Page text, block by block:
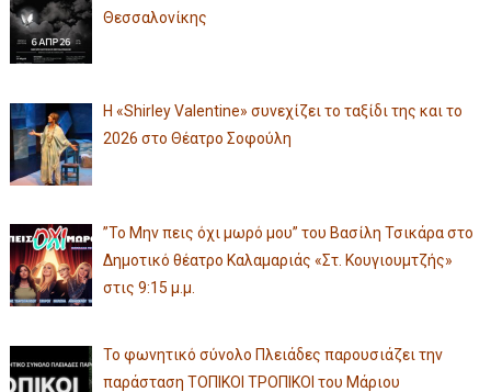
Θεσσαλονίκης
Η «Shirley Valentine» συνεχίζει το ταξίδι της και το
2026 στο Θέατρο Σοφούλη
”Το Μην πεις όχι μωρό μου” του Βασίλη Τσικάρα στο
Δημοτικό θέατρο Καλαμαριάς «Στ. Κουγιουμτζής»
στις 9:15 μ.μ.
Το φωνητικό σύνολο Πλειάδες παρουσιάζει την
παράσταση ΤΟΠΙΚΟΙ ΤΡΟΠΙΚΟΙ του Μάριου